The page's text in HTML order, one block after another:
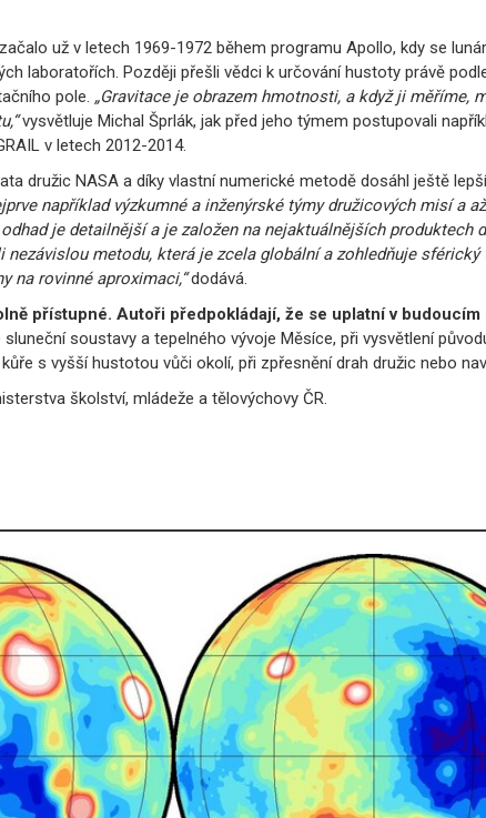
už v letech 1969-1972 během programu Apollo, kdy se
laboratořích. Později přešli vědci k určování hustoty právě
pole. „Gravitace je obrazem hmotnosti, a když ji měříme,
vysvětluje Michal Šprlák, jak před jeho týmem postupovali
v letech 2012-2014.
družic NASA a díky vlastní numerické metodě dosáhl ještě
například výzkumné a inženýrské týmy družicových misí a
je detailnější a je založen na nejaktuálnějších produktech
metodu, která je zcela globální a zohledňuje
na rovinné aproximaci,“dodává.
přístupné. Autoři předpokládají, že se uplatní v budoucím
sluneční soustavy a tepelného vývoje Měsíce, při vysvětlení
s vyšší hustotou vůči okolí, při zpřesnění drah družic nebo
školství, mládeže a tělovýchovy ČR.